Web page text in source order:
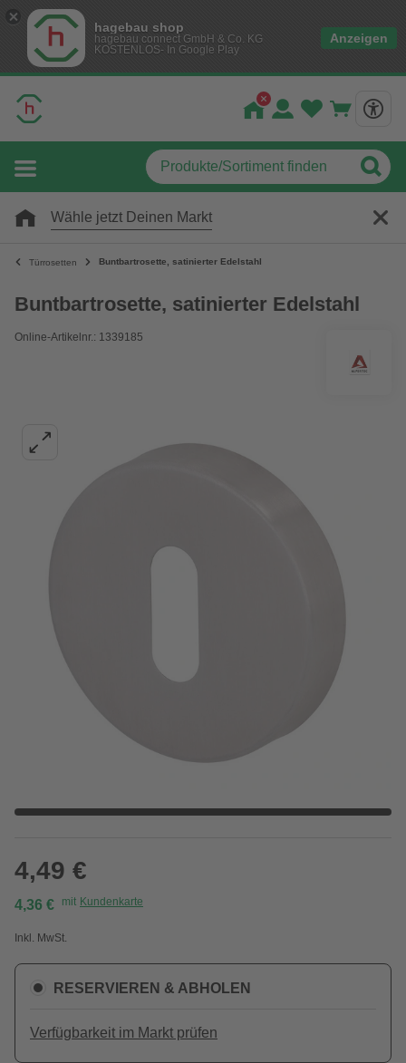
hagebau shop
hagebau connect GmbH & Co. KG
KOSTENLOS- In Google Play
Anzeigen
Wähle jetzt Deinen Markt
Türrosetten Buntbartrosette, satinierter Edelstahl
Buntbartrosette, satinierter Edelstahl
Online-Artikelnr.: 1339185
4,49 €
4,36 € mit Kundenkarte
Inkl. MwSt.
RESERVIEREN & ABHOLEN
Verfügbarkeit im Markt prüfen